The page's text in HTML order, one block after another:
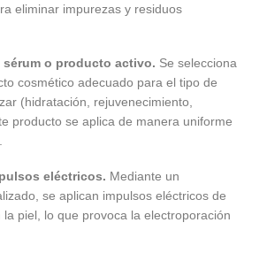
eliminar impurezas y residuos
o producto activo. Se selecciona
cosmético adecuado para el tipo de
(hidratación, rejuvenecimiento,
producto se aplica de manera uniforme
eléctricos. Mediante un
se aplican impulsos eléctricos de
la piel, lo que provoca la electroporación